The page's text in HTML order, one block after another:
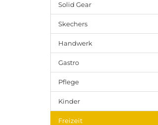
Solid Gear
Skechers
Handwerk
Gastro
Pflege
Kinder
Freizeit